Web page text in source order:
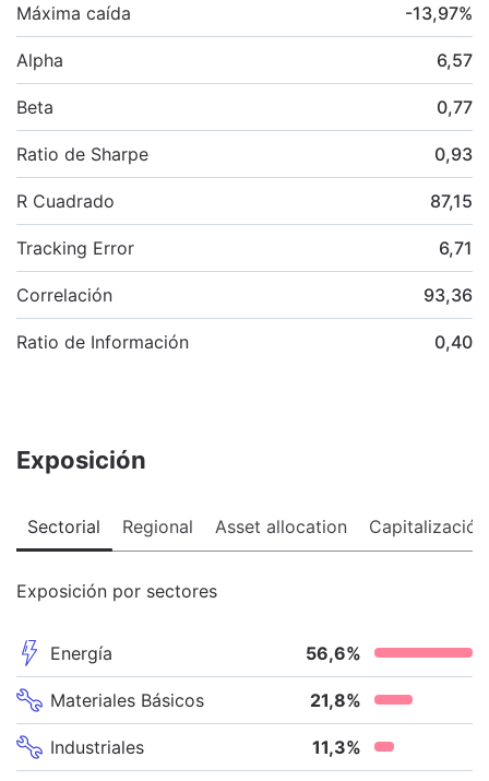
Máxima caída -13,97%
Alpha 6,57
Beta 0,77
Ratio de Sharpe 0,93
R Cuadrado 87,15
Tracking Error 6,71
Correlación 93,36
Ratio de Información 0,40
Exposición
Sectorial Regional Asset allocation Capitalización
Exposición por sectores
Energía 56,6%
Materiales Básicos 21,8%
Industriales 11,3%